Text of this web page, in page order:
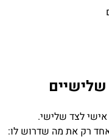
לצד שלישי.
רק את מה שדרוש לו: